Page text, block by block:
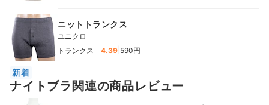
ニットトランクス
ユニクロ
トランクス
4.39 590円
新着
ナイトブラ関連の商品レビュー